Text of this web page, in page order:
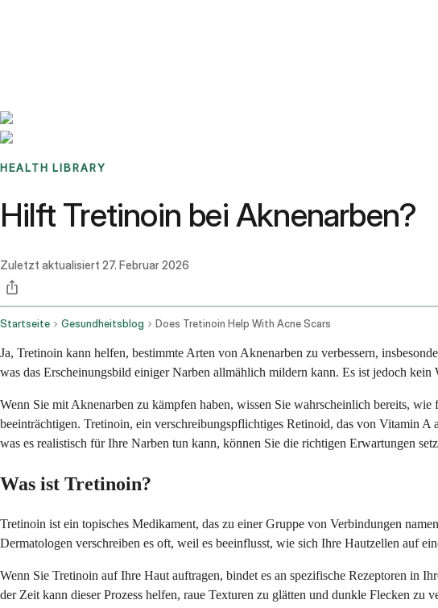
HEALTH LIBRARY
Hilft Tretinoin bei Aknenarben?
Zuletzt aktualisiert 27. Februar 2026
Startseite Gesundheitsblog Does Tretinoin Help With Acne Scars
Ja, Tretinoin kann helfen, bestimmte Arten von Aknenarben zu verbessern,
was das Erscheinungsbild einiger Narben allmählich mildern kann. Es ist jedoch
Wenn Sie mit Aknenarben zu kämpfen haben, wissen Sie wahrscheinlich bereits,
beeinträchtigen. Tretinoin, ein verschreibungspflichtiges Retinoid, das von Vitamin
was es realistisch für Ihre Narben tun kann, können Sie die richtigen Erwartungen
Was ist Tretinoin?
Tretinoin ist ein topisches Medikament, das zu einer Gruppe von Verbindungen
Dermatologen verschreiben es oft, weil es beeinflusst, wie sich Ihre Hautzellen auf
Wenn Sie Tretinoin auf Ihre Haut auftragen, bindet es an spezifische Rezeptoren in
der Zeit kann dieser Prozess helfen, raue Texturen zu glätten und dunkle Flecken zu